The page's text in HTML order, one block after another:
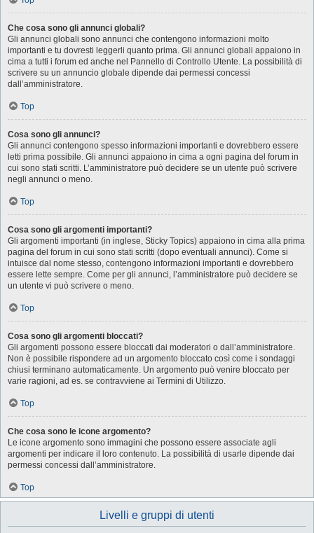
Che cosa sono gli annunci globali?
Gli annunci globali sono annunci che contengono informazioni molto
importanti e tu dovresti leggerli quanto prima. Gli annunci globali appaiono in
cima a tutti i forum ed anche nel Pannello di Controllo Utente. La possibilità di
scrivere su un annuncio globale dipende dai permessi concessi
dall’amministratore.
Top
Cosa sono gli annunci?
Gli annunci contengono spesso informazioni importanti e dovrebbero essere
letti prima possibile. Gli annunci appaiono in cima a ogni pagina del forum in
cui sono stati scritti. L’amministratore può decidere se un utente può scrivere
negli annunci o meno.
Top
Cosa sono gli argomenti importanti?
Gli argomenti importanti (in inglese, Sticky Topics) appaiono in cima alla prima
pagina del forum in cui sono stati scritti (dopo eventuali annunci). Come si
intuisce dal nome stesso, contengono informazioni importanti e dovrebbero
essere lette sempre. Come per gli annunci, l’amministratore può decidere se
un utente vi può scrivere o meno.
Top
Cosa sono gli argomenti bloccati?
Gli argomenti possono essere bloccati dai moderatori o dall’amministratore.
Non è possibile rispondere ad un argomento bloccato così come i sondaggi
chiusi terminano automaticamente. Un argomento può venire bloccato per
varie ragioni, ad es. se contravviene ai Termini di Utilizzo.
Top
Che cosa sono le icone argomento?
Le icone argomento sono immagini che possono essere associate agli
argomenti per indicare il loro contenuto. La possibilità di usarle dipende dai
permessi concessi dall’amministratore.
Top
Livelli e gruppi di utenti